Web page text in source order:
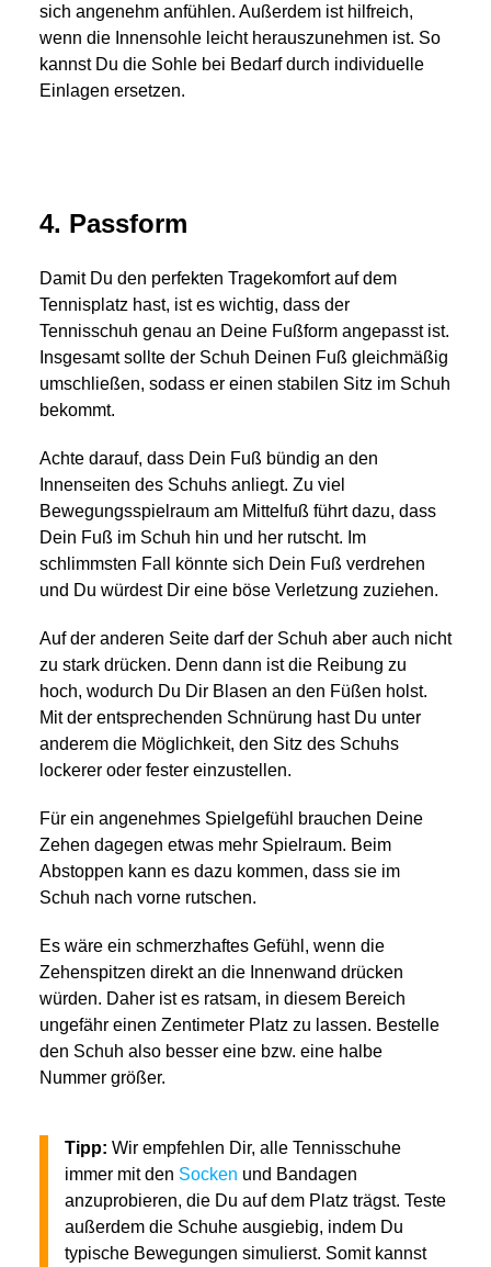
sich angenehm anfühlen. Außerdem ist hilfreich,
wenn die Innensohle leicht herauszunehmen ist. So
kannst Du die Sohle bei Bedarf durch individuelle
Einlagen ersetzen.
4. Passform
Damit Du den perfekten Tragekomfort auf dem
Tennisplatz hast, ist es wichtig, dass der
Tennisschuh genau an Deine Fußform angepasst ist.
Insgesamt sollte der Schuh Deinen Fuß gleichmäßig
umschließen, sodass er einen stabilen Sitz im Schuh
bekommt.
Achte darauf, dass Dein Fuß bündig an den
Innenseiten des Schuhs anliegt. Zu viel
Bewegungsspielraum am Mittelfuß führt dazu, dass
Dein Fuß im Schuh hin und her rutscht. Im
schlimmsten Fall könnte sich Dein Fuß verdrehen
und Du würdest Dir eine böse Verletzung zuziehen.
Auf der anderen Seite darf der Schuh aber auch nicht
zu stark drücken. Denn dann ist die Reibung zu
hoch, wodurch Du Dir Blasen an den Füßen holst.
Mit der entsprechenden Schnürung hast Du unter
anderem die Möglichkeit, den Sitz des Schuhs
lockerer oder fester einzustellen.
Für ein angenehmes Spielgefühl brauchen Deine
Zehen dagegen etwas mehr Spielraum. Beim
Abstoppen kann es dazu kommen, dass sie im
Schuh nach vorne rutschen.
Es wäre ein schmerzhaftes Gefühl, wenn die
Zehenspitzen direkt an die Innenwand drücken
würden. Daher ist es ratsam, in diesem Bereich
ungefähr einen Zentimeter Platz zu lassen. Bestelle
den Schuh also besser eine bzw. eine halbe
Nummer größer.
Tipp: Wir empfehlen Dir, alle Tennisschuhe
immer mit den Socken und Bandagen
anzuprobieren, die Du auf dem Platz trägst. Teste
außerdem die Schuhe ausgiebig, indem Du
typische Bewegungen simulierst. Somit kannst